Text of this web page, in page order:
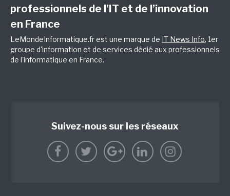
professionnels de l’IT et de l’innovation
en France
LeMondeInformatique.fr est une marque de IT News Info, 1er
groupe d'information et de services dédié aux professionnels
de l'informatique en France.
Suivez-nous sur les réseaux